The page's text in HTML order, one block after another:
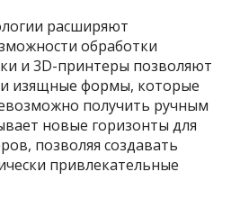
расширяют
обработки
и 3D-принтеры позволяют
изящные формы, которые
получить ручным
новые горизонты для
позволяя создавать
привлекательные